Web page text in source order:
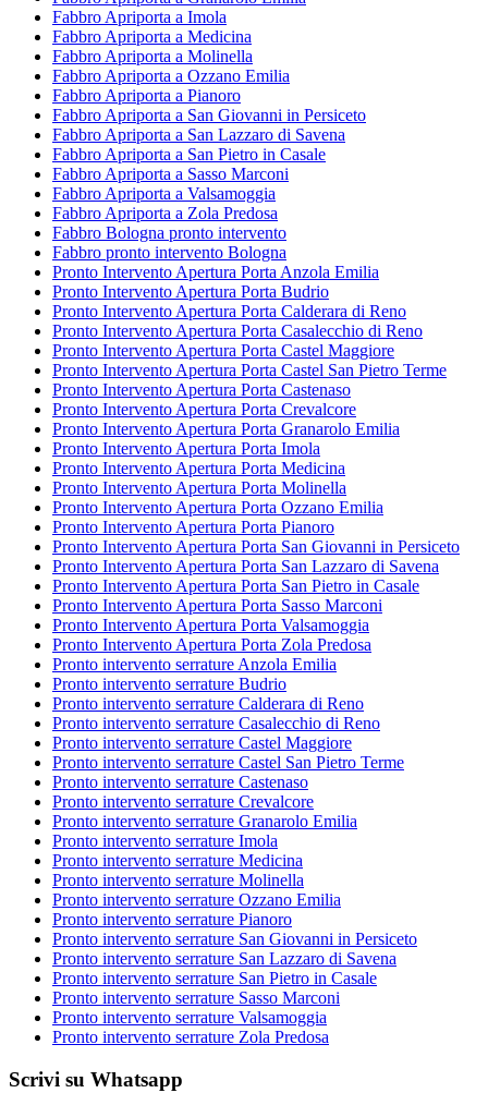
Fabbro Apriporta a Imola
Fabbro Apriporta a Medicina
Fabbro Apriporta a Molinella
Fabbro Apriporta a Ozzano Emilia
Fabbro Apriporta a Pianoro
Fabbro Apriporta a San Giovanni in Persiceto
Fabbro Apriporta a San Lazzaro di Savena
Fabbro Apriporta a San Pietro in Casale
Fabbro Apriporta a Sasso Marconi
Fabbro Apriporta a Valsamoggia
Fabbro Apriporta a Zola Predosa
Fabbro Bologna pronto intervento
Fabbro pronto intervento Bologna
Pronto Intervento Apertura Porta Anzola Emilia
Pronto Intervento Apertura Porta Budrio
Pronto Intervento Apertura Porta Calderara di Reno
Pronto Intervento Apertura Porta Casalecchio di Reno
Pronto Intervento Apertura Porta Castel Maggiore
Pronto Intervento Apertura Porta Castel San Pietro Terme
Pronto Intervento Apertura Porta Castenaso
Pronto Intervento Apertura Porta Crevalcore
Pronto Intervento Apertura Porta Granarolo Emilia
Pronto Intervento Apertura Porta Imola
Pronto Intervento Apertura Porta Medicina
Pronto Intervento Apertura Porta Molinella
Pronto Intervento Apertura Porta Ozzano Emilia
Pronto Intervento Apertura Porta Pianoro
Pronto Intervento Apertura Porta San Giovanni in Persiceto
Pronto Intervento Apertura Porta San Lazzaro di Savena
Pronto Intervento Apertura Porta San Pietro in Casale
Pronto Intervento Apertura Porta Sasso Marconi
Pronto Intervento Apertura Porta Valsamoggia
Pronto Intervento Apertura Porta Zola Predosa
Pronto intervento serrature Anzola Emilia
Pronto intervento serrature Budrio
Pronto intervento serrature Calderara di Reno
Pronto intervento serrature Casalecchio di Reno
Pronto intervento serrature Castel Maggiore
Pronto intervento serrature Castel San Pietro Terme
Pronto intervento serrature Castenaso
Pronto intervento serrature Crevalcore
Pronto intervento serrature Granarolo Emilia
Pronto intervento serrature Imola
Pronto intervento serrature Medicina
Pronto intervento serrature Molinella
Pronto intervento serrature Ozzano Emilia
Pronto intervento serrature Pianoro
Pronto intervento serrature San Giovanni in Persiceto
Pronto intervento serrature San Lazzaro di Savena
Pronto intervento serrature San Pietro in Casale
Pronto intervento serrature Sasso Marconi
Pronto intervento serrature Valsamoggia
Pronto intervento serrature Zola Predosa
Scrivi su Whatsapp